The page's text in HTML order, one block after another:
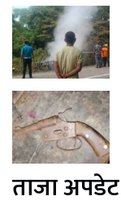
ताजा अपडेट